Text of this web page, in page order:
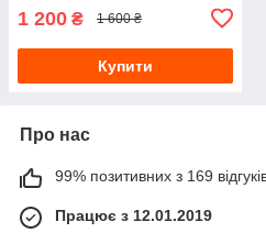
1 200 ₴ 1 600 ₴
Купити
Про нас
99% позитивних з 169
Працює з 12.01.2019